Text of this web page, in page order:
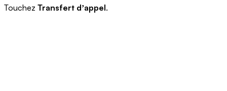
Touchez Transfert dʼappel.